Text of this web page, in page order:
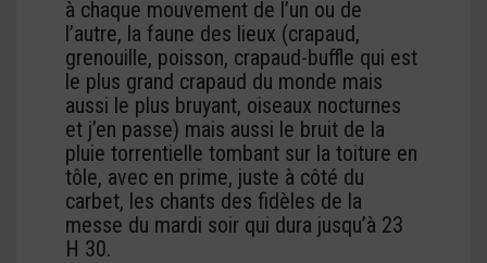
à chaque mouvement de l’un ou de
l’autre, la faune des lieux (crapaud,
grenouille, poisson, crapaud-buffle qui est
le plus grand crapaud du monde mais
aussi le plus bruyant, oiseaux nocturnes
et j’en passe) mais aussi le bruit de la
pluie torrentielle tombant sur la toiture en
tôle, avec en prime, juste à côté du
carbet, les chants des fidèles de la
messe du mardi soir qui dura jusqu’à 23
H 30.